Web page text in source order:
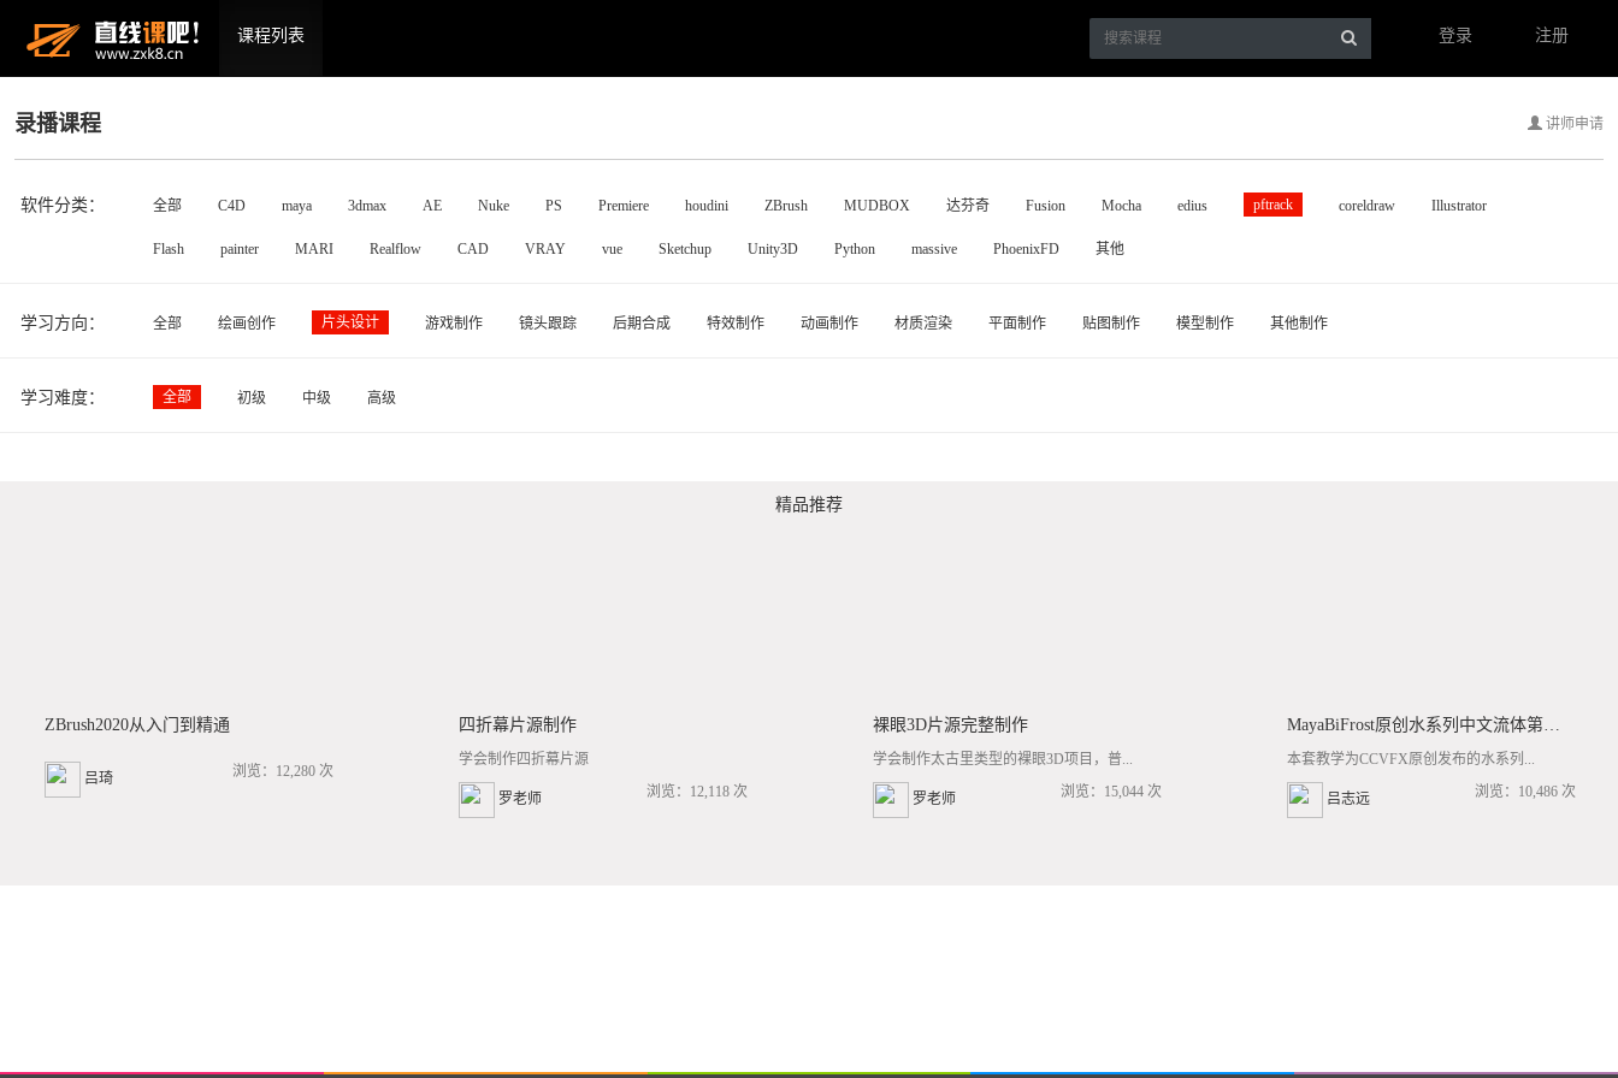
课程列表 登录 注册
录播课程 讲师申请
软件分类： 全部 C4D maya 3dmax AE Nuke PS Premiere houdini ZBrush MUDBOX 达芬奇 Fusion Mocha edius pftrack coreldraw Illustrator
Flash painter MARI Realflow CAD VRAY vue Sketchup Unity3D Python massive PhoenixFD 其他
学习方向： 全部 绘画创作 片头设计 游戏制作 镜头跟踪 后期合成 特效制作 动画制作 材质渲染 平面制作 贴图制作 模型制作 其他制作
学习难度： 全部 初级 中级 高级
精品推荐
ZBrush2020从入门到精通
吕琦 浏览：12,280 次
四折幕片源制作
学会制作四折幕片源
罗老师 浏览：12,118 次
裸眼3D片源完整制作
学会制作太古里类型的裸眼3D项目，普...
罗老师 浏览：15,044 次
MayaBiFrost原创水系列中文流体第三套BF基础/高阶案例全流程教学
本套教学为CCVFX原创发布的水系列...
吕志远 浏览：10,486 次